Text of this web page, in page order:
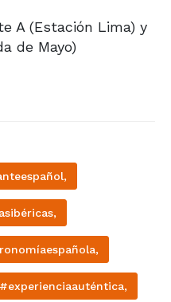
A (Estación Lima) y
de Mayo)
#experienciaauténtica,